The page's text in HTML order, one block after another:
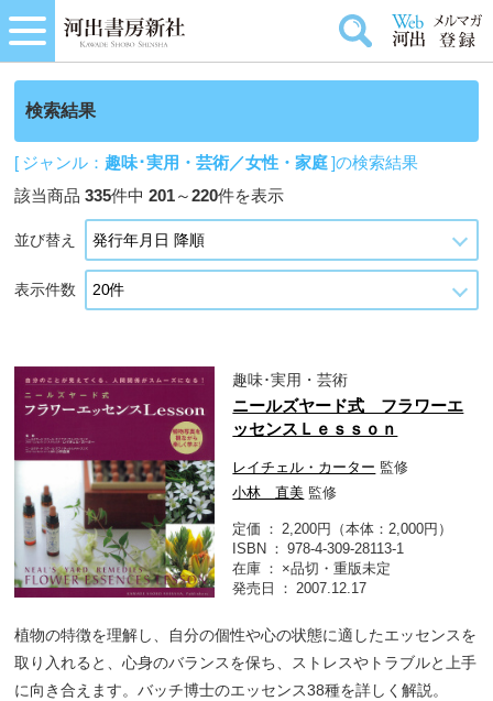
検索結果
[ ジャンル： 趣味･実用・芸術／女性・家庭]の検索結果
該当商品335件中201～220件を表示
並び替え
表示件数
趣味･実用・芸術
ニールズヤード式 フラワーエ
ッセンスＬｅｓｓｏｎ
レイチェル・カーター 監修
小林 直美 監修
定価
2,200円（本体：2,000円）
ISBN
978-4-309-28113-1
在庫
×品切・重版未定
発売日
2007.12.17
植物の特徴を理解し、自分の個性や心の状態に適したエッセンスを
取り入れると、心身のバランスを保ち、ストレスやトラブルと上手
に向き合えます。バッチ博士のエッセンス38種を詳しく解説。